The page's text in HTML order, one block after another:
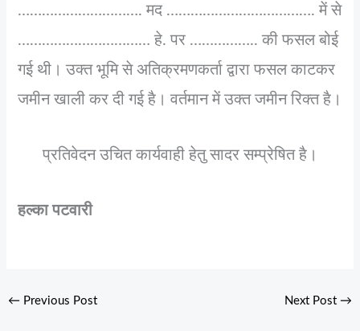
…………………………. मद ………………………………. में से
…………………………… हे. पर …………….. की फसल बोई
गई थी। उक्त भूमि से अतिक्रमणकर्ता द्वारा फसल काटकर
जमीन खाली कर दी गई है। वर्तमान में उक्त जमीन रिक्त है।
प्रतिवेदन उचित कार्यवाही हेतु सादर सम्प्रेषित है।
हल्का पटवारी
← Previous Post Next Post →